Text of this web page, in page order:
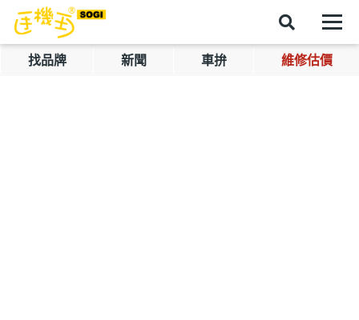
找品牌 新聞 車拚 維修估價